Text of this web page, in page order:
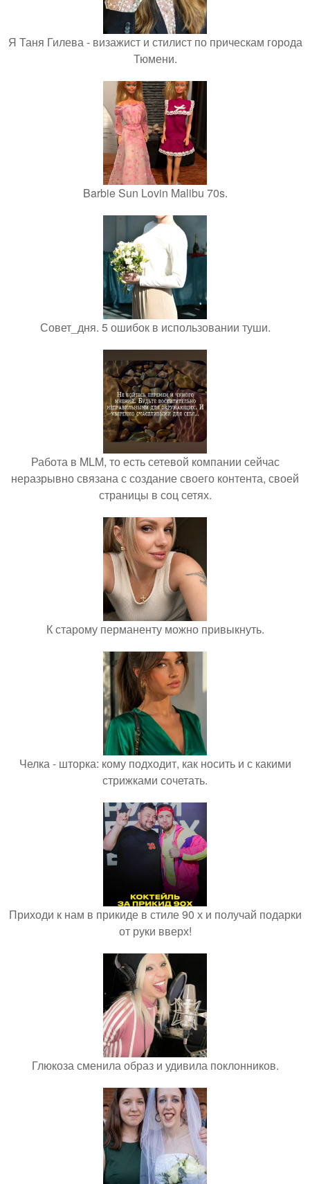
Я Таня Гилева - визажист и стилист по прическам города
Тюмени.
Barbie Sun Lovin Malibu 70s.
Совет_дня. 5 ошибок в использовании туши.
Работа в MLM, то есть сетевой компании сейчас
неразрывно связана с создание своего контента, своей
страницы в соц сетях.
К старому перманенту можно привыкнуть.
Челка - шторка: кому подходит, как носить и с какими
стрижками сочетать.
Приходи к нам в прикиде в стиле 90 х и получай подарки
от руки вверх!
Глюкоза сменила образ и удивила поклонников.